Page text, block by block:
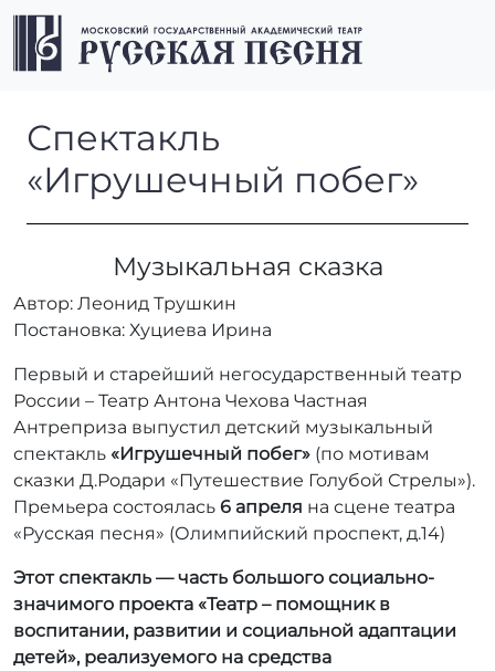
Перейти к содержимому
Перейти к футеру
Спектакль «Игрушечный
Спектакль
«Игрушечный побег»
Музыкальная сказка
Автор: Леонид Трушкин
Постановка: Хуциева Ирина
Первый и старейший негосударственный театр
России – Театр Антона Чехова Частная
Антреприза выпустил детский музыкальный
спектакль «Игрушечный побег» (по мотивам
сказки Д.Родари «Путешествие Голубой Стрелы»).
Премьера состоялась 6 апреля на сцене театра
«Русская песня» (Олимпийский проспект, д.14)
Этот спектакль — часть большого социально-
значимого проекта «Театр – помощник в
воспитании, развитии и социальной адаптации
детей», реализуемого на средства